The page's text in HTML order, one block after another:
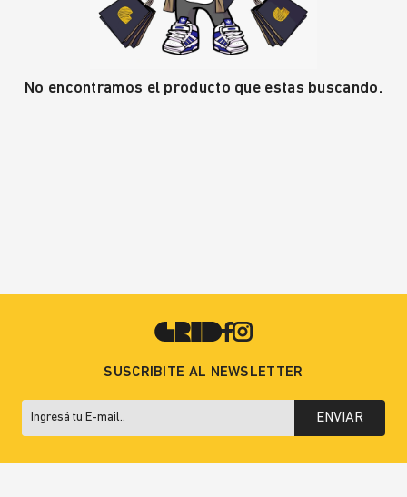
No encontramos el producto que estas buscando.
SUSCRIBITE AL NEWSLETTER
ENVIAR